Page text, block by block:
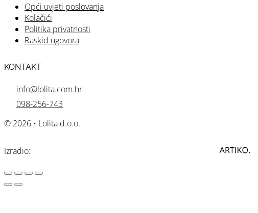
Opći uvjeti poslovanja
Kolačići
Politika privatnosti
Raskid ugovora
KONTAKT
info@lolita.com.hr
098-256-743
© 2026 • Lolita d.o.o.
Izradio: